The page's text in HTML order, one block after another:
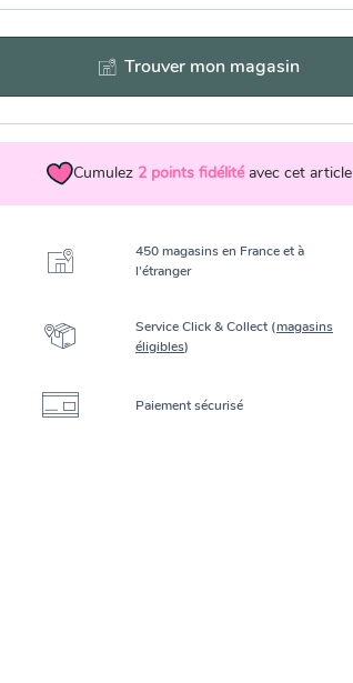
Trouver mon magasin
Cumulez 2 points fidélité avec cet article
450 magasins en France et à
l’étranger
Service Click & Collect (magasins
éligibles)
Paiement sécurisé